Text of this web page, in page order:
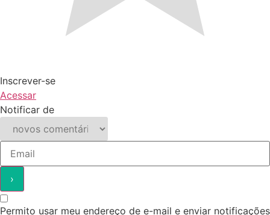
Inscrever-se
Acessar
Notificar de
Permito usar meu endereço de e-mail e enviar notificações